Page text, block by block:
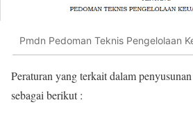
Pmdn Pedoman Teknis Pengelolaan
Peraturan yang terkait dalam
sebagai berikut :